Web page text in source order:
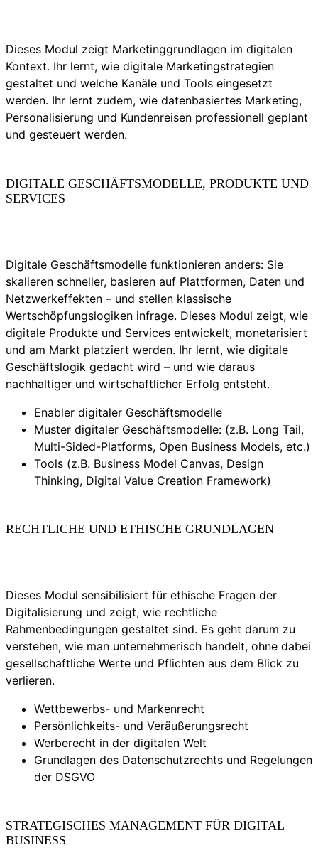
Dieses Modul zeigt Marketinggrundlagen im digitalen
Kontext. Ihr lernt, wie digitale Marketingstrategien
gestaltet und welche Kanäle und Tools eingesetzt
werden. Ihr lernt zudem, wie datenbasiertes Marketing,
Personalisierung und Kundenreisen professionell geplant
und gesteuert werden.
DIGITALE GESCHÄFTSMODELLE, PRODUKTE UND
SERVICES
Digitale Geschäftsmodelle funktionieren anders: Sie
skalieren schneller, basieren auf Plattformen, Daten und
Netzwerkeffekten – und stellen klassische
Wertschöpfungslogiken infrage. Dieses Modul zeigt, wie
digitale Produkte und Services entwickelt, monetarisiert
und am Markt platziert werden. Ihr lernt, wie digitale
Geschäftslogik gedacht wird – und wie daraus
nachhaltiger und wirtschaftlicher Erfolg entsteht.
Enabler digitaler Geschäftsmodelle
Muster digitaler Geschäftsmodelle: (z.B. Long Tail,
Multi-Sided-Platforms, Open Business Models, etc.)
Tools (z.B. Business Model Canvas, Design
Thinking, Digital Value Creation Framework)
RECHTLICHE UND ETHISCHE GRUNDLAGEN
Dieses Modul sensibilisiert für ethische Fragen der
Digitalisierung und zeigt, wie rechtliche
Rahmenbedingungen gestaltet sind. Es geht darum zu
verstehen, wie man unternehmerisch handelt, ohne dabei
gesellschaftliche Werte und Pflichten aus dem Blick zu
verlieren.
Wettbewerbs- und Markenrecht
Persönlichkeits- und Veräußerungsrecht
Werberecht in der digitalen Welt
Grundlagen des Datenschutzrechts und Regelungen
der DSGVO
STRATEGISCHES MANAGEMENT FÜR DIGITAL
BUSINESS